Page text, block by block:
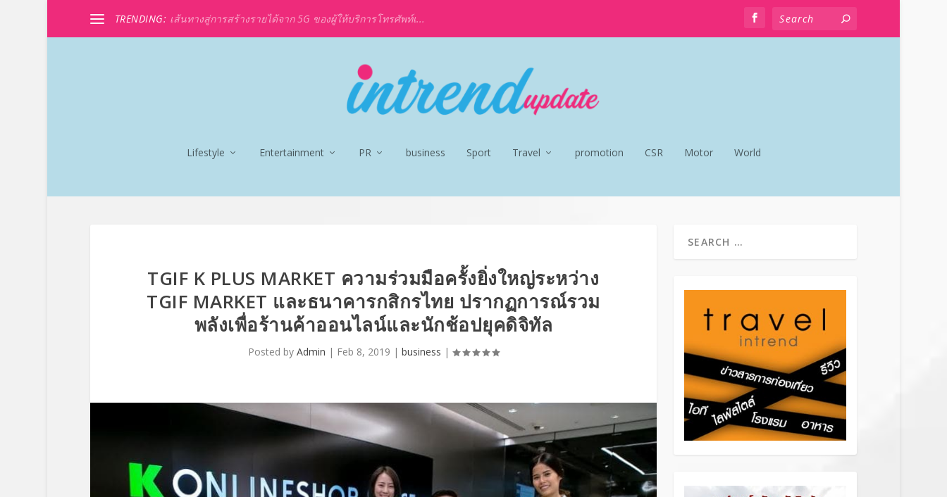
TRENDING: เส้นทางสู่การสร้างรายได้จาก 5G ของผู้ให้บริการโทรศัพท์เ...
Lifestyle Entertainment PR business Sport Travel promotion CSR Motor World
TGIF K PLUS MARKET ความร่วมมือครั้งยิ่งใหญ่ระหว่าง
TGIF MARKET และธนาคารกสิกรไทย ปรากฏการณ์รวม
พลังเพื่อร้านค้าออนไลน์และนักช้อปยุคดิจิทัล
Posted by Admin | Feb 8, 2019 | business |